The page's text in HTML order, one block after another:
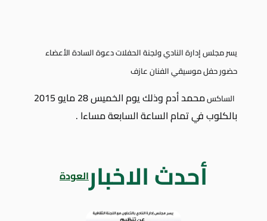
يسر مجلس إدارة النادي ولجنة الحفلات دعوة السادة الأعضاء
حضور حفل موسيقي الفنان عازف
الساكس
محمد أدم وذلك يوم الخميس 28 مايو 2015
بالكلوب في تمام الساعة السابعة مساءا .
أحدث الاخبارالعودة